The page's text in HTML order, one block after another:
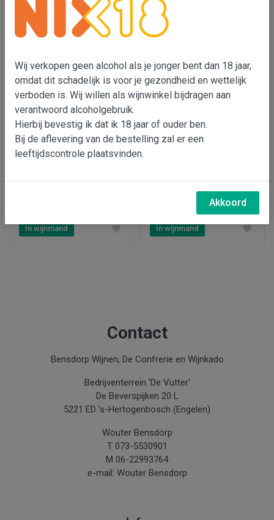
In wijnmand In wijnmand
Luccarelli, Primitivo di
In wijnmand In wijnmand
Contact
Bensdorp Wijnen, De Confrerie en Wijnkado
Bedrijventerrein 'De Vutter'
De Beverspijken 20 L
5221 ED 's-Hertogenbosch (Engelen)
Wouter Bensdorp
T 073-5530901
M 06-22993764
e-mail: Wouter Bensdorp
Wij verkopen geen alcohol als je jonger bent dan 18 jaar,
omdat dit schadelijk is voor je gezondheid en wettelijk
verboden is. Wij willen als wijnwinkel bijdragen aan
verantwoord alcoholgebruik.
Hierbij bevestig ik dat ik 18 jaar of ouder ben.
Bij de aflevering van de bestelling zal er een
leeftijdscontrole plaatsvinden.
Akkoord